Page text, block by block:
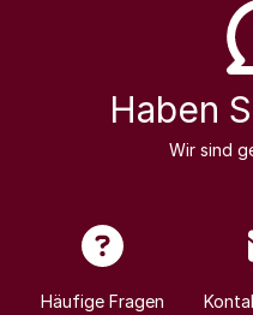
Haben
Wir sind
Häufige Fragen